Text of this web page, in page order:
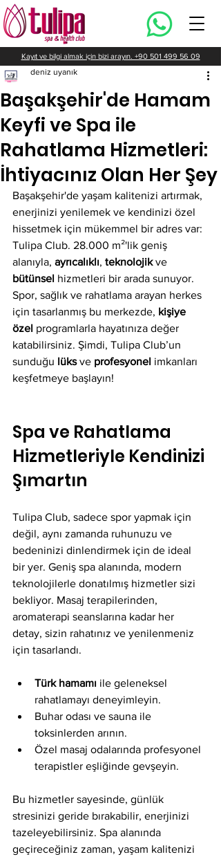
Kayıt ve bilgi almak için bizi arayın. +90 501 499 56 09
Başakşehir'de Hamam
Keyfi ve Spa ile
Rahatlama Hizmetleri:
İhtiyacınız Olan Her Şey
deniz uyanık
Başakşehir'de yaşam kalitenizi artırmak,
enerjinizi yenilemek ve kendinizi özel
hissetmek için mükemmel bir adres var:
Tulipa Club. 28.000 m²'lik geniş
alanıyla, ayrıcalıklı, teknolojik ve
bütünsel hizmetleri bir arada sunuyor.
Spor, sağlık ve rahatlama arayan herkes
için tasarlanmış bu merkezde, kişiye
özel programlarla hayatınıza değer
katabilirsiniz. Şimdi, Tulipa Club’un
sunduğu lüks ve profesyonel imkanları
keşfetmeye başlayın!
Spa ve Rahatlama
Hizmetleriyle Kendinizi
Şımartın
Tulipa Club, sadece spor yapmak için
değil, aynı zamanda ruhunuzu ve
bedeninizi dinlendirmek için de ideal
bir yer. Geniş spa alanında, modern
teknolojilerle donatılmış hizmetler sizi
bekliyor. Masaj terapilerinden,
aromaterapi seanslarına kadar her
detay, sizin rahatınız ve yenilenmeniz
için tasarlandı.
Türk hamamı ile geleneksel
rahatlamayı deneyimleyin.
Buhar odası ve sauna ile
toksinlerden arının.
Özel masaj odalarında profesyonel
terapistler eşliğinde gevşeyin.
Bu hizmetler sayesinde, günlük
stresinizi geride bırakabilir, enerjinizi
tazeleyebilirsiniz. Spa alanında
geçireceğiniz zaman, yaşam kalitenizi